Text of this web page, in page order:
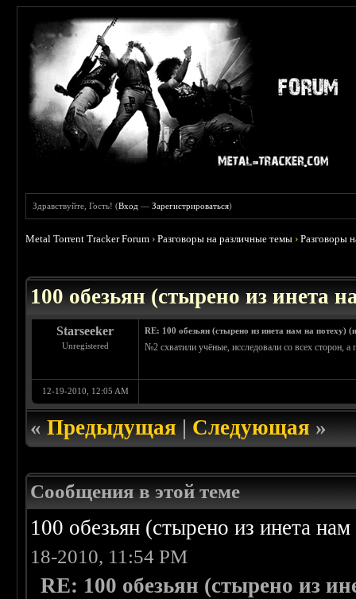
Здравствуйте, Гость! (Вход —Зарегистрироваться)
Metal Torrent Tracker Forum ›Разговоры на различные темы ›Разговоры
100 обезьян (стырено из инета
Starseeker
Unregistered
RE: 100 обезьян (стырено из инета нам на потеху)
№2 схватили учёные, исследовали со всех сторон,
12-19-2010, 12:05 AM
«Предыдущая|Следующая»
Сообщения в этой теме
100 обезьян (стырено из инета
18-2010, 11:54 PM
RE: 100 обезьян (стырено из